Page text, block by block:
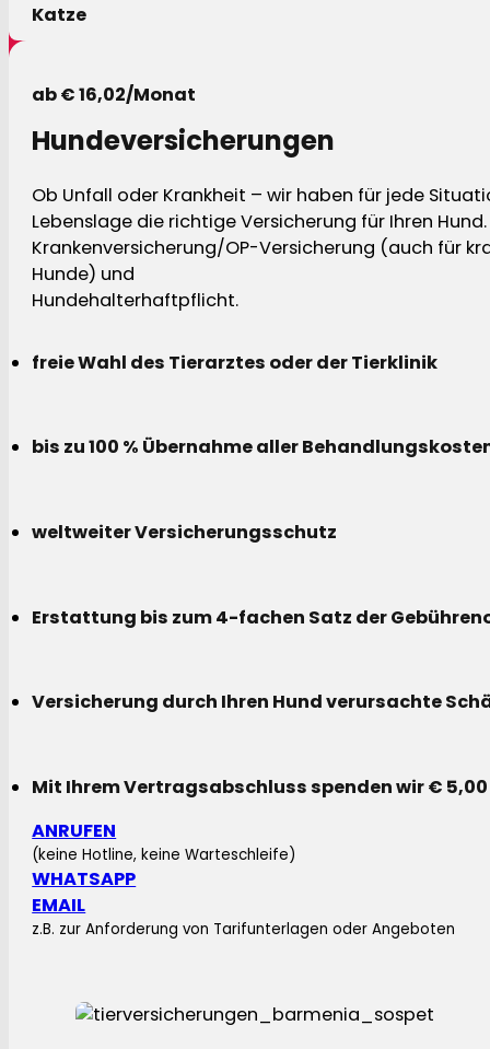
Katze
ab € 16,02/Monat
Hundeversicherungen
Ob Unfall oder Krankheit – wir haben für jede
Lebenslage die richtige Versicherung für Ihren Hund.
Krankenversicherung/OP-Versicherung (auch für
Hunde) und
Hundehalterhaftpflicht.
freie Wahl des Tierarztes oder der Tierklinik
bis zu 100 % Übernahme aller
weltweiter Versicherungsschutz
Erstattung bis zum 4-fachen Satz der
Versicherung durch Ihren Hund verursachte
Mit Ihrem Vertragsabschluss spenden wir €
ANRUFEN
(keine Hotline, keine Warteschleife)
WHATSAPP
EMAIL
z.B. zur Anforderung von Tarifunterlagen oder Angeboten